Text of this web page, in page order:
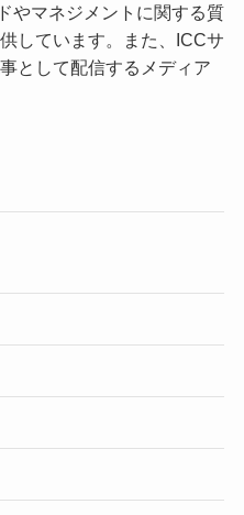
やマネジメントに関する質
しています。また、ICCサ
として配信するメディア